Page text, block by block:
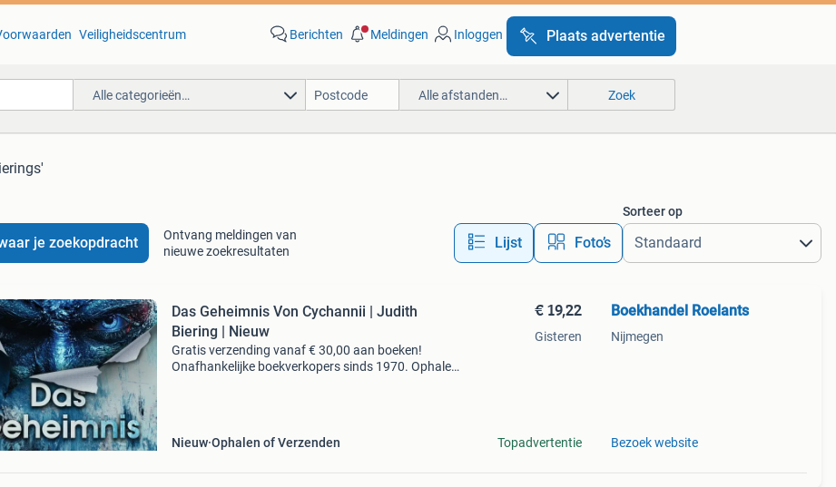
Veiligheidscentrum Berichten Meldingen Inloggen Plaats advertentie
Alle categorieën… Alle afstanden… Zoek
je zoekopdracht
Ontvang meldingen van
nieuwe zoekresultaten
Lijst Foto’s
Sorteer op
Das Geheimnis Von Cychannii | Judith
Biering | Nieuw
Gratis verzending vanaf € 30,00 aan boeken!
Onafhankelijke boekverkopers sinds 1970. Ophalen
Nieuw Ophalen of Verzenden
€ 19,22
Gisteren
Topadvertentie
Boekhandel Roelants
Nijmegen
Bezoek website